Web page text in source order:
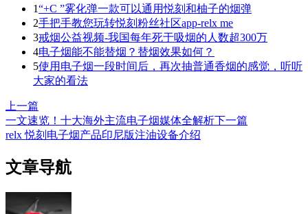
1“+C ”雾化弹一款可以通用悦刻和柚子的烟弹
2手把手教您玩转悦刻粉丝社区app-relx me
3戒烟公益视频-我国每年死于吸烟的人数超300万
4电子烟能不能替烟？替烟效果如何？
5使用电子烟一段时间后，再次抽普通香烟的感觉，听听
大家的看法
上一篇
一文速览！十大海外主流电子烟媒体全解析下一篇
relx 悦刻电子烟产品印尼版注油设备介绍
文章导航